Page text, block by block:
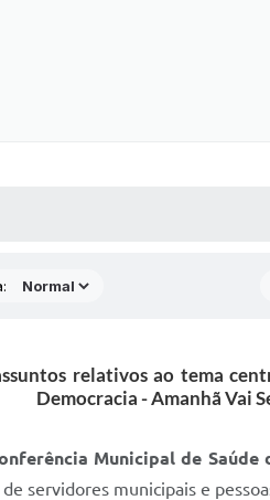
relativos ao tema
Democracia - Amanhã Vai
Municipal de Saúde
servidores municipais e